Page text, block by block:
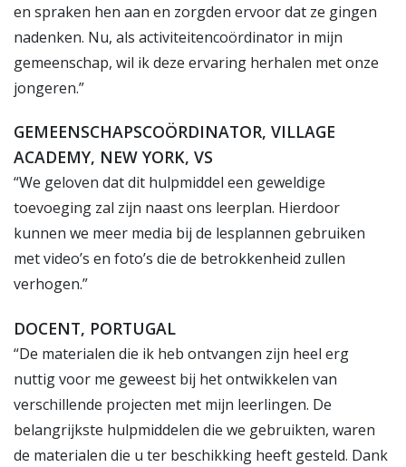
en spraken hen aan en zorgden ervoor dat ze gingen
nadenken. Nu, als activiteitencoördinator in mijn
gemeenschap, wil ik deze ervaring herhalen met onze
jongeren.”
GEMEENSCHAPSCOÖRDINATOR, VILLAGE
ACADEMY, NEW YORK, VS
“We geloven dat dit hulpmiddel een geweldige
toevoeging zal zijn naast ons leerplan. Hierdoor
kunnen we meer media bij de lesplannen gebruiken
met video’s en foto’s die de betrokkenheid zullen
verhogen.”
DOCENT, PORTUGAL
“De materialen die ik heb ontvangen zijn heel erg
nuttig voor me geweest bij het ontwikkelen van
verschillende projecten met mijn leerlingen. De
belangrijkste hulpmiddelen die we gebruikten, waren
de materialen die u ter beschikking heeft gesteld. Dank